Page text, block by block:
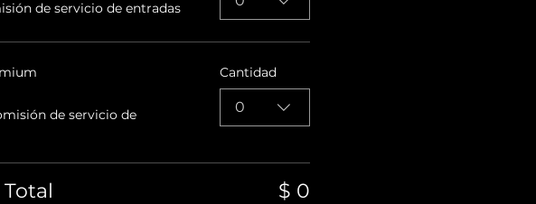
de servicio de entradas
de servicio de
Cantidad
0
Total $ 0